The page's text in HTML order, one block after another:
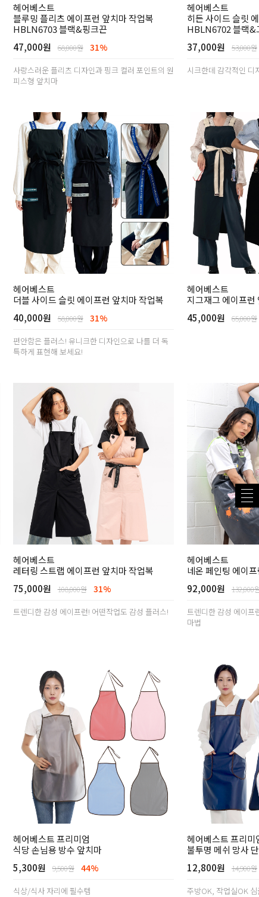
헤어베스트
블루밍 플리츠 에이프런 앞치마 작업복
HBLN6703 블랙&핑크끈
47,000원
68,000원 31%
사랑스러운 플리츠 디자인과 핑크 컬러 포인트의 원
피스형 앞치마
헤어베스트
히든 사이드 슬릿
HBLN6702 블랙&
37,000원
53,000원
시크한데 감각적인 디
헤어베스트
더블 사이드 슬릿 에이프런 앞치마 작업복
40,000원
58,000원 31%
편안함은 플러스! 유니크한 디자인으로 나를 더 독
특하게 표현해 보세요!
헤어베스트
지그재그 에이프런
45,000원
65,000원
헤어베스트
레터링 스트랩 에이프런 앞치마 작업복
75,000원
108,000원 31%
트렌디한 감성 에이프런! 어떤작업도 감성 플러스!
헤어베스트
네온 페인팅 에이
92,000원
132,000
트렌디한 감성 에이프
마법
헤어베스트 프리미엄
식당 손님용 방수 앞치마
5,300원
9,500원 44%
식상/식사 자리에 필수템
헤어베스트 프리미
불투명 메쉬 망사
12,800원
14,900원
주방OK, 작업실OK